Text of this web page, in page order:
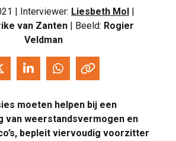
| Interviewer: Liesbeth Mol |
van Zanten | Beeld: Rogier
Veldman
moeten helpen bij een
van weerstandsvermogen en
bepleit viervoudig voorzitter